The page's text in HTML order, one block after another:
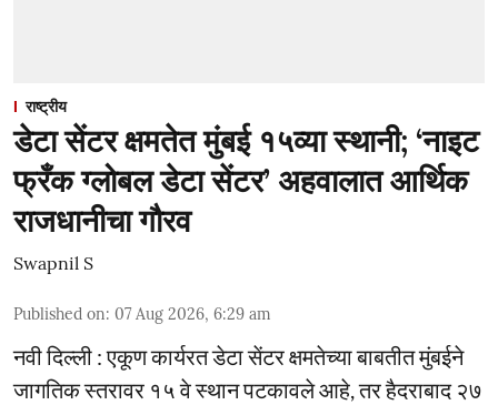
राष्ट्रीय
डेटा सेंटर क्षमतेत मुंबई १५व्या स्थानी; ‘नाइट
फ्रँक ग्लोबल डेटा सेंटर’ अहवालात आर्थिक
राजधानीचा गौरव
Swapnil S
Published on: 07 Aug 2026, 6:29 am
नवी दिल्ली : एकूण कार्यरत डेटा सेंटर क्षमतेच्या बाबतीत मुंबईने
जागतिक स्तरावर १५ वे स्थान पटकावले आहे, तर हैदराबाद २७